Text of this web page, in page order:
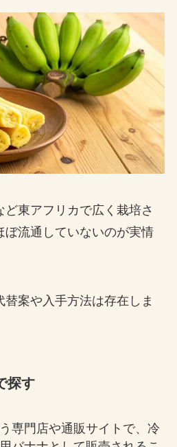
東アフリカで広く栽培さ
ぼ流通していないのが実情
案や入手方法は存在しま
探す
専門店や通販サイトで、冷